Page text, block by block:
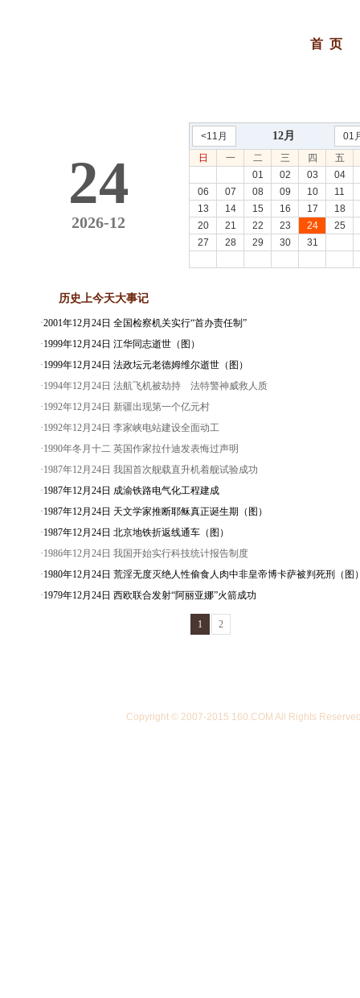
首 页
24
2026-12
<11月 12月
01
日
一 二 三 四
五
01
02 03
04
06
07 08 09 10
11
13
14 15 16 17
18
20
21 22 23 24
25
27
28 29 30 31
历史上今天大事记
·2001年12月24日 全国检察机关实行“首办责任制”
·1999年12月24日 江华同志逝世（图）
·1999年12月24日 法政坛元老德姆维尔逝世（图）
·1994年12月24日 法航飞机被劫持 法特警神威救人质
·1992年12月24日 新疆出现第一个亿元村
·1992年12月24日 李家峡电站建设全面动工
·1990年冬月十二 英国作家拉什迪发表悔过声明
·1987年12月24日 我国首次舰载直升机着舰试验成功
·1987年12月24日 成渝铁路电气化工程建成
·1987年12月24日 天文学家推断耶稣真正诞生期（图）
·1987年12月24日 北京地铁折返线通车（图）
·1986年12月24日 我国开始实行科技统计报告制度
·1980年12月24日 荒淫无度灭绝人性偷食人肉中非皇帝博卡萨被判死刑（图
·1979年12月24日 西欧联合发射“阿丽亚娜”火箭成功
1 2
Copyright © 2007-2015 160.COM All Rights